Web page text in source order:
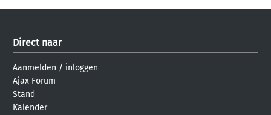
Direct naar
Aanmelden / inloggen
Ajax Forum
Stand
Kalender